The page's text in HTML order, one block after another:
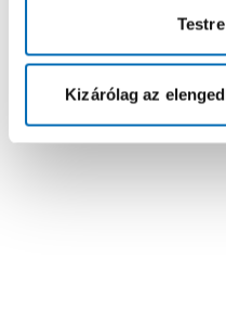
Kizárólag az